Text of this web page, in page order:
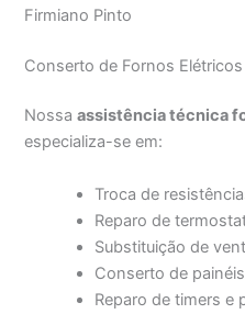
Firmiano Pinto
Conserto de Fornos Elétricos
Nossaassistência técnica
especializa-se em:
Troca de
Reparo de
Substituição de
Conserto de
Reparo de timers e